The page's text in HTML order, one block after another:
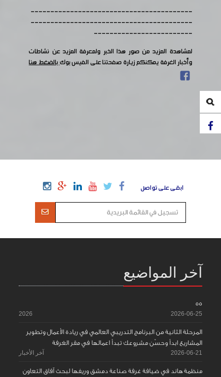
-----------------------------------------
-----------------------------------------
-------------------------
لمشاهدة المزيد من صور هذا الخبر ولمعرفة المزيد عن نشاطات
وأخبار الغرفة يمكنكم زيارة صفحتنا على الفيس بوكبالضغط هنا
ابقى على تواصل
آخر المواضيع
55
2026-06-25
2026
المرحلة الثانية من البرنامج التدريبي العالمي في ريادة الأعمال وتطوير
المشاريع ابدأ وحسّن مشروعك تبدأ اعمالها في مقر الغرفة
2026-06-21 آخر الأخبار
منظمة هاند في ضيافة غرفة صناعة دمشق وريفها لبحث آفاق التعاون